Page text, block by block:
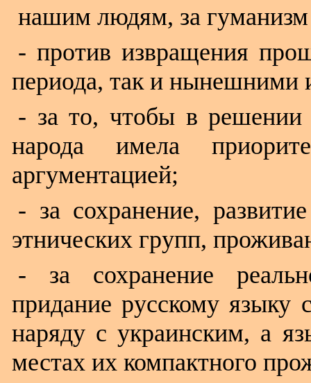
нашим людям, за
- против извращения
периода, так и нынешними
- за то, чтобы в решении
народа имела
аргументацией;
- за сохранение,
этнических групп,
- за сохранение
придание русскому языку
наряду с украинским, а
местах их компактного